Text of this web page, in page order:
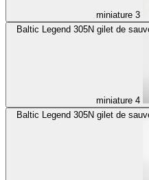
miniature 3
Baltic Legend 305N gilet de
miniature 4
Baltic Legend 305N gilet de